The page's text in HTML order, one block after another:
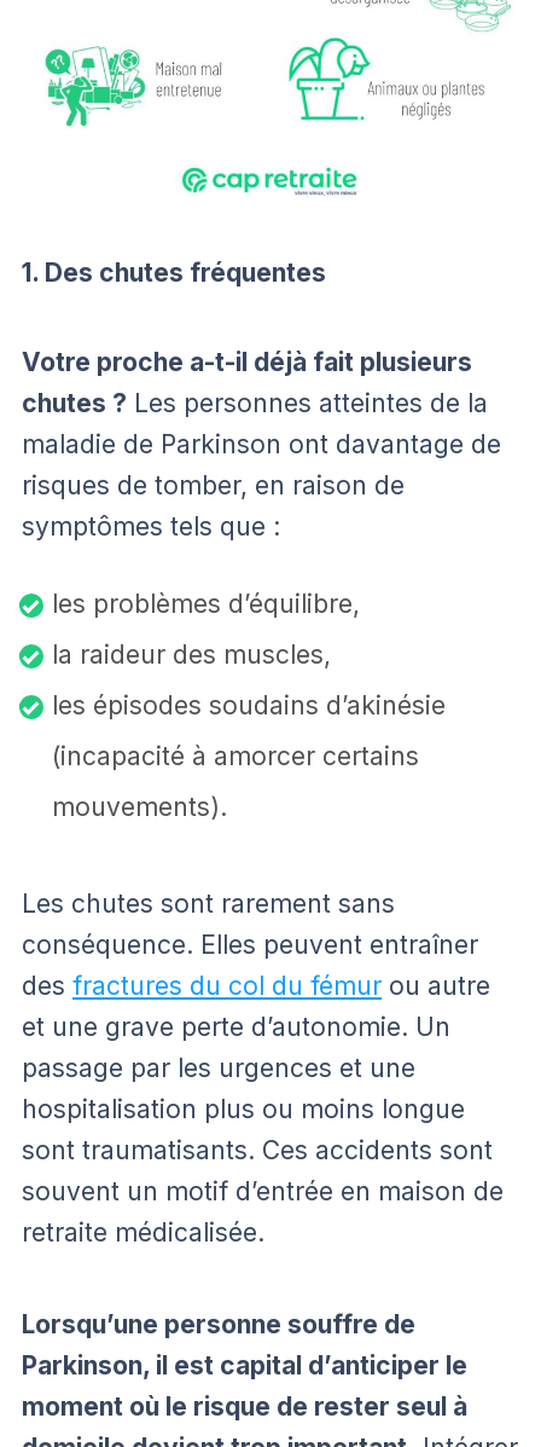
1. Des chutes fréquentes
Votre proche a-t-il déjà fait plusieurs
chutes ? Les personnes atteintes de la
maladie de Parkinson ont davantage de
risques de tomber, en raison de
symptômes tels que :
les problèmes d’équilibre,
la raideur des muscles,
les épisodes soudains d’akinésie
(incapacité à amorcer certains
mouvements).
Les chutes sont rarement sans
conséquence. Elles peuvent entraîner
des fractures du col du fémur ou autre
et une grave perte d’autonomie. Un
passage par les urgences et une
hospitalisation plus ou moins longue
sont traumatisants. Ces accidents sont
souvent un motif d’entrée en maison de
retraite médicalisée.
Lorsqu’une personne souffre de
Parkinson, il est capital d’anticiper le
moment où le risque de rester seul à